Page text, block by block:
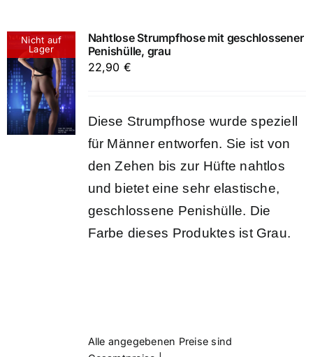
Nicht auf
Lager
Nahtlose Strumpfhose mit geschlossener
Penishülle, grau
22,90 €
Diese Strumpfhose wurde speziell
für Männer entworfen. Sie ist von
den Zehen bis zur Hüfte nahtlos
und bietet eine sehr elastische,
geschlossene Penishülle. Die
Farbe dieses Produktes ist Grau.
Alle angegebenen Preise sind